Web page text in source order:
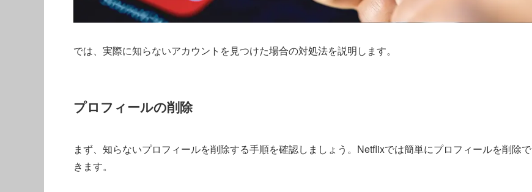
では、実際に知らないアカウントを見つけた場合の対処法を説明します。
プロフィールの削除
まず、知らないプロフィールを削除する手順を確認しましょう。Netflixでは簡単にプロフィールを削除で
きます。